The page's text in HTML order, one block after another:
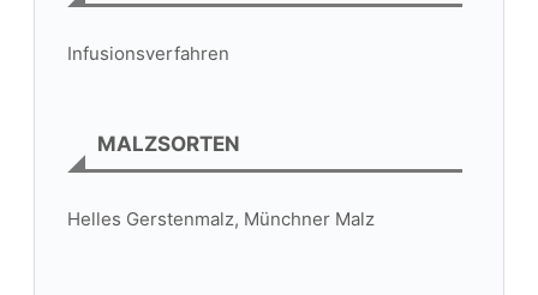
Infusionsverfahren
MALZSORTEN
Helles Gerstenmalz, Münchner Malz